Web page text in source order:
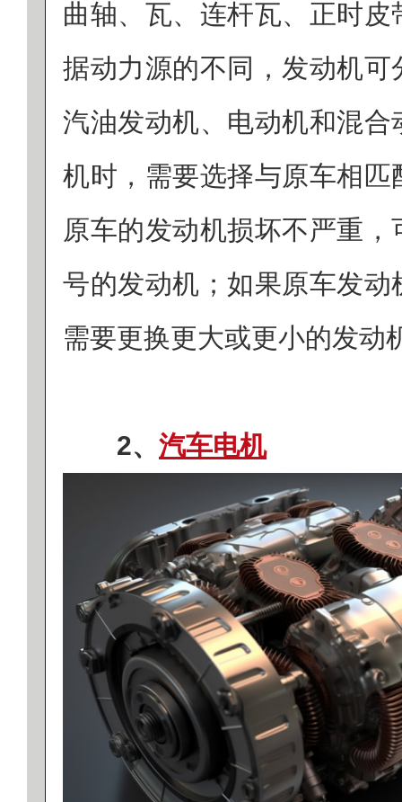
曲轴、瓦、连杆瓦、正时
据动力源的不同，发动机可
汽油发动机、电动机和混合
机时，需要选择与原车相匹
原车的发动机损坏不严重
号的发动机；如果原车发动
需要更换更大或更小的发动
2、 汽车电机